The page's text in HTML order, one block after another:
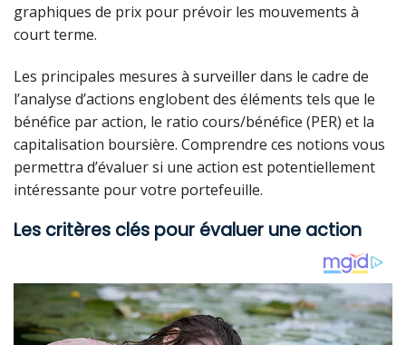
graphiques de prix pour prévoir les mouvements à
court terme.
Les principales mesures à surveiller dans le cadre de
l’analyse d’actions englobent des éléments tels que le
bénéfice par action, le ratio cours/bénéfice (PER) et la
capitalisation boursière. Comprendre ces notions vous
permettra d’évaluer si une action est potentiellement
intéressante pour votre portefeuille.
Les critères clés pour évaluer une action